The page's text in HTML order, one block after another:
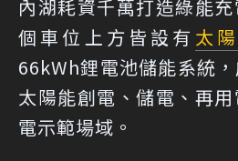
內湖耗資千萬打造綠能
個車位上方皆設有 太
66kWh鋰電池儲能系統
太陽能創電、儲電、再用
電示範場域。